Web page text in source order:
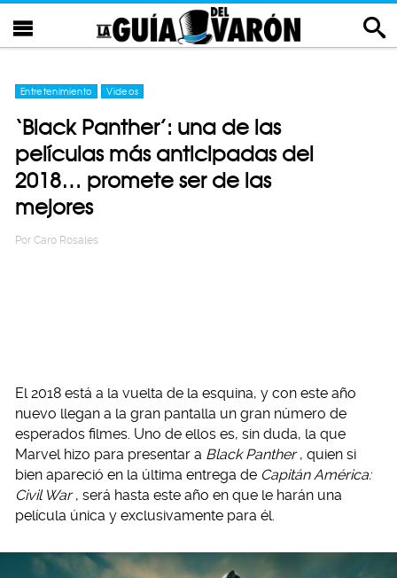
Entretenimiento Videos
‘Black Panther’: una de las
películas más anticipadas del
2018… promete ser de las
mejores
Por Caro Rosales
El 2018 está a la vuelta de la esquina, y con este año
nuevo llegan a la gran pantalla un gran número de
esperados filmes. Uno de ellos es, sin duda, la que
Marvel hizo para presentar a Black Panther , quien si
bien apareció en la última entrega de Capitán América:
Civil War , será hasta este año en que le harán una
película única y exclusivamente para él.